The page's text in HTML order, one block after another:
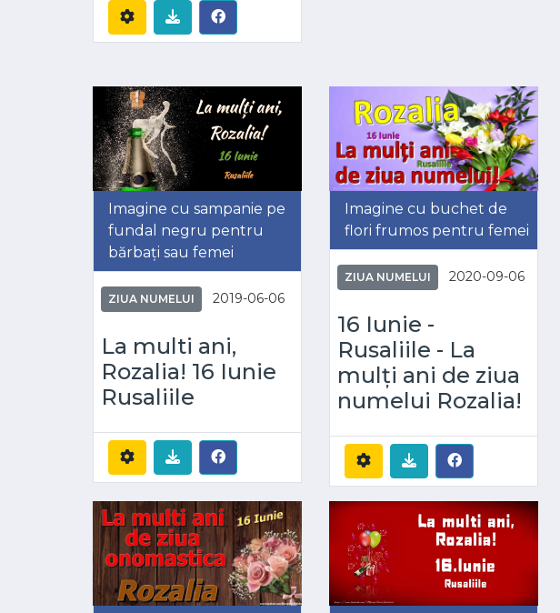
Imagine cu sampanie pe
fundal negru pentru
bărbați sau femei
ZIUA NUMELUI 2019-06-06
La multi ani,
Rozalia! 16 Iunie
Rusaliile
Imagine cu buchet de
flori frumos pentru femei
ZIUA NUMELUI 2020-09-06
16 Iunie -
Rusaliile - La
mulți ani de ziua
numelui Rozalia!